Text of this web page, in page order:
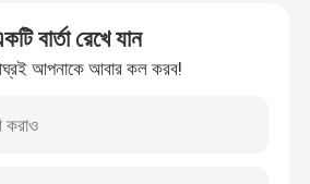
বার্তা রেখে যান
আপনাকে আবার কল করব!